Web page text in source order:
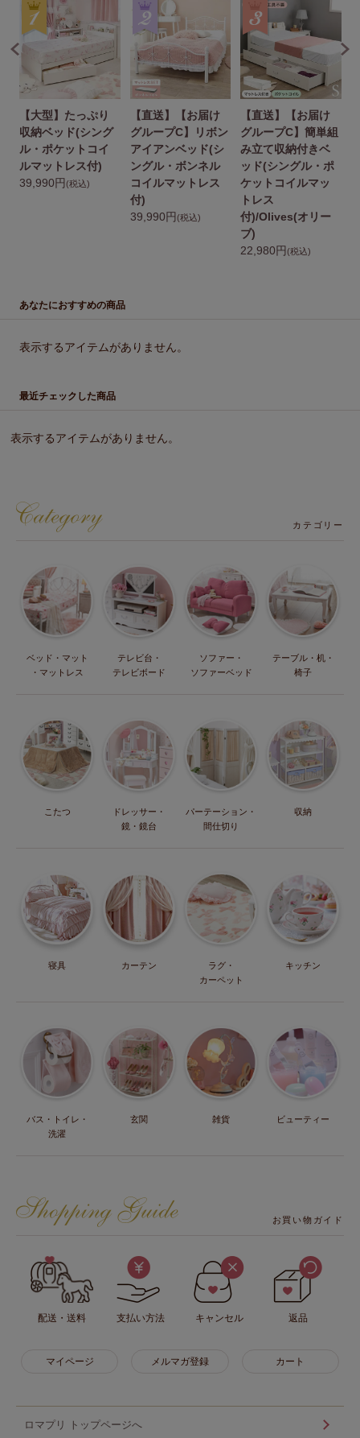
【大型】たっぷり
収納ベッド(シング
ル・ポケットコイ
ルマットレス付)
39,990円 (税込)
【直送】【お届け
グループC】リボン
アイアンベッド(シ
ングル・ボンネル
コイルマットレス
付)
39,990円 (税込)
【直送】【お届け
グループC】簡単組
み立て収納付きベ
ッド(シングル・ポ
ケットコイルマッ
トレス
付)/Olives(オリー
ブ)
22,980円(税込)
あなたにおすすめの商品
表示するアイテムがありません。
最近チェックした商品
表示するアイテムがありません。
カテゴリー
ベッド・マット
・マットレス
テレビ台・
テレビボード
ソファー・
ソファーベッド
テーブル・机・
椅子
こたつ
ドレッサー・
鏡・鏡台
パーテーション・
間仕切り
収納
寝具 カーテン
ラグ・
カーペット
キッチン
バス・トイレ・
洗濯
玄関 雑貨 ビューティー
お買い物ガイド
配送・送料 支払い方法 キャンセル 返品
マイページ メルマガ登録 カート
ロマプリ トップページへ